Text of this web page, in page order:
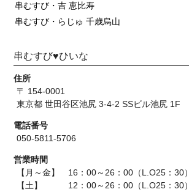
串むすび・吉 恵比寿
串むすび・らじゅ 千歳烏山
串むすび♥ひいな
住所
〒 154-0001
東京都 世田谷区池尻 3-4-2 SSビル池尻 1F
電話番号
050-5811-5706
営業時間
【月～金】 16：00～26：00（L.O25：30）
【土】 12：00～26：00（L.O25：30）